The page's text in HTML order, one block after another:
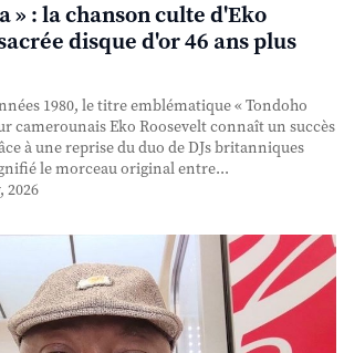
» : la chanson culte d'Eko
disque d'or 46 ans plus
1980, le titre emblématique « Tondoho
camerounais Eko Roosevelt connaît un succès
à une reprise du duo de DJs britanniques
le morceau original entre...
2026